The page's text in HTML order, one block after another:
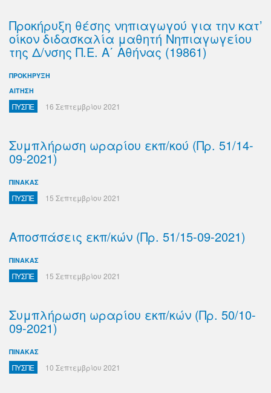
Προκήρυξη θέσης νηπιαγωγού για την κατ’
οίκον διδασκαλία μαθητή Νηπιαγωγείου
της Δ/νσης Π.Ε. Α΄ Αθήνας (19861)
ΠΡΟΚΗΡΥΞΗ
ΑΙΤΗΣΗ
ΠΥΣΠΕ 16 Σεπτεμβρίου 2021
Συμπλήρωση ωραρίου εκπ/κού (Πρ. 51/14-
09-2021)
ΠΙΝΑΚΑΣ
ΠΥΣΠΕ 15 Σεπτεμβρίου 2021
Αποσπάσεις εκπ/κών (Πρ. 51/15-09-2021)
ΠΙΝΑΚΑΣ
ΠΥΣΠΕ 15 Σεπτεμβρίου 2021
Συμπλήρωση ωραρίου εκπ/κών (Πρ. 50/10-
09-2021)
ΠΙΝΑΚΑΣ
ΠΥΣΠΕ 10 Σεπτεμβρίου 2021